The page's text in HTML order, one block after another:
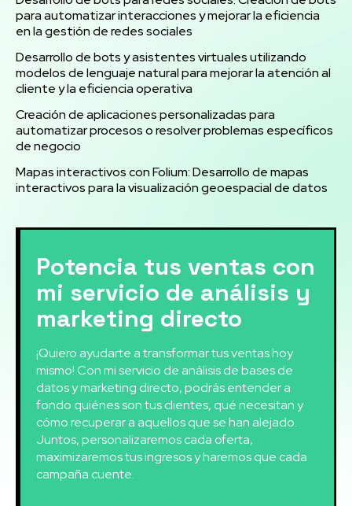
para automatizar interacciones y mejorar la eficiencia
en la gestión de redes sociales
Desarrollo de bots y asistentes virtuales utilizando
modelos de lenguaje natural para mejorar la atención al
cliente y la eficiencia operativa
Creación de aplicaciones personalizadas para
automatizar procesos o resolver problemas específicos
de negocio
Mapas interactivos con Folium: Desarrollo de mapas
interactivos para la visualización geoespacial de datos
Potencia tus ventas con
mi servicio de análisis y
marketing directo
¡Quiero ayudarte a transformar tus ventas hoy
mismo! Con mi servicio de análisis de bases de
datos y marketing directo, podrás entender a
fondo quiénes son tus clientes, qué necesitan y
cómo recuperar a aquellos que se han alejado.
Juntos, personalizaremos cada oferta,
maximizaremos tus ingresos y haremos que cada
campaña cuente.